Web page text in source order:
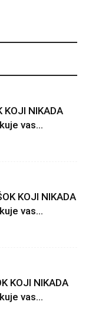
KOJI NIKADA
vas...
KOJI NIKADA
vas...
KOJI NIKADA
vas...